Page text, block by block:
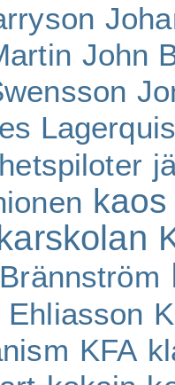
John
kaos
Ehliasson
KFA